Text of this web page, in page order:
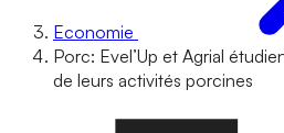
Economie
Porc: Evel’Up et Agrial
de leurs activités porcines